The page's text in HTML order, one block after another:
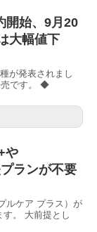
開始、9月20
大幅値下
が発表されまし
売です。 ◆
や
ランが不要
ルケア プラス）が
。 大前提とし